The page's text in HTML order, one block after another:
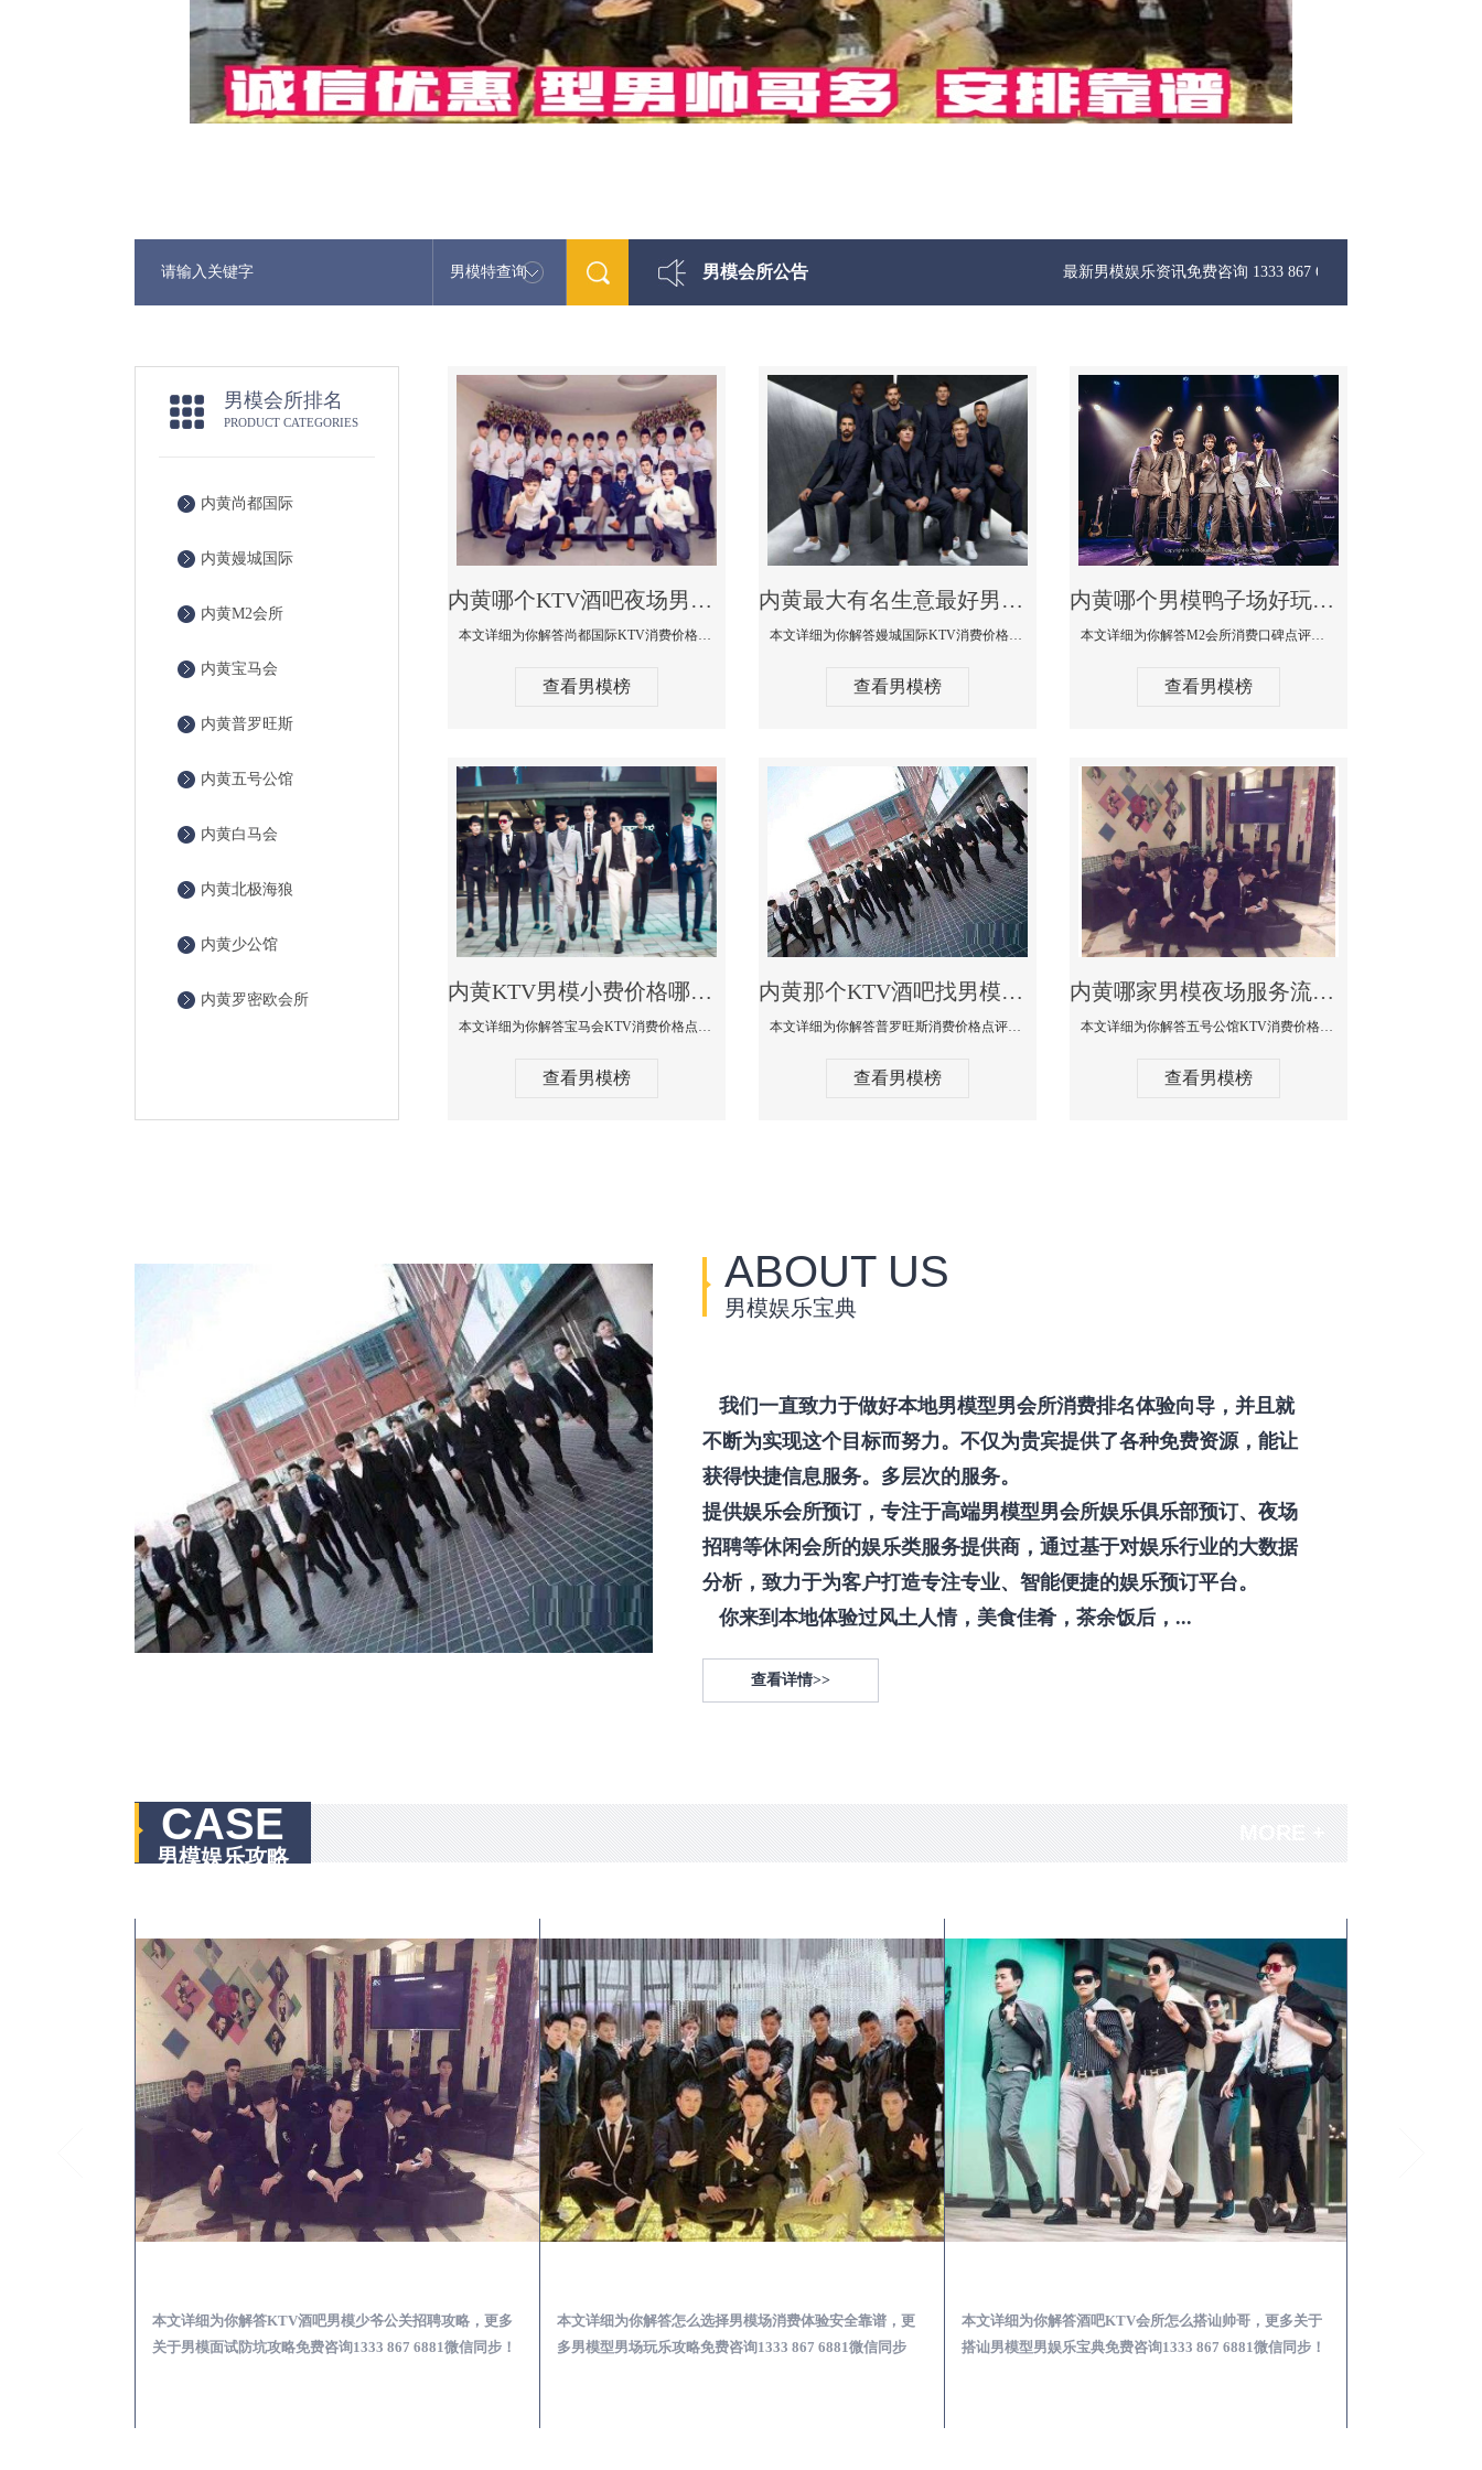
男模特查询 男模会所公告 最新男模娱乐资讯免费咨询 1333 867 6881微信同步
男模会所排名
PRODUCT CATEGORIES
内黄尚都国际
内黄嫚城国际
内黄M2会所
内黄宝马会
内黄普罗旺斯
内黄五号公馆
内黄白马会
内黄北极海狼
内黄少公馆
内黄罗密欧会所
内黄哪个KTV酒吧夜场男模公关型男最帅-尚都国际KTV消费价格点评
本文详细为你解答尚都国际KTV消费价格点评，更多关于哪个KTV酒吧夜场男模公关型男最帅免费咨询1333 867 6881微信同步
查看男模榜
内黄最大有名生意最好男模少爷场KTV体验-嫚城国际KTV消费价格点评
本文详细为你解答嫚城国际KTV消费价格口碑点评，更多关于最大有名生意最好男模少爷场KTV体验免费咨询1333 867 6881微信同步！
查看男模榜
内黄哪个男模鸭子场好玩陪酒服务好-M2会所KTV消费口碑点评
本文详细为你解答M2会所消费口碑点评，更多关于哪个男模鸭子场好玩陪酒服务好免费咨询1333 867 6881微信同步！
查看男模榜
内黄KTV男模小费价格哪家便宜-宝马会KTV消费口碑点评
本文详细为你解答宝马会KTV消费价格点评，更多关于KTV男模小费价格哪家便宜免费咨询1333 867 6881微信同步！
查看男模榜
内黄那个KTV酒吧找男模帅哥男妓多-普罗旺斯KTV真实口碑点评
本文详细为你解答普罗旺斯消费价格点评，更多关于那个KTV酒吧找男模帅哥最多免费咨询1333 867 6881微信同步！
查看男模榜
内黄哪家男模夜场服务流程全面-五号公馆KTV消费价格点评
本文详细为你解答五号公馆KTV消费价格，更多关于哪家男模夜场服务流程全面免费咨询1333 867 6881微信同步！
查看男模榜
ABOUT US
男模娱乐宝典
我们一直致力于做好本地男模型男会所消费排名体验向导，并且就
不断为实现这个目标而努力。不仅为贵宾提供了各种免费资源，能让
获得快捷信息服务。多层次的服务。
提供娱乐会所预订，专注于高端男模型男会所娱乐俱乐部预订、夜场
招聘等休闲会所的娱乐类服务提供商，通过基于对娱乐行业的大数据
分析，致力于为客户打造专注专业、智能便捷的娱乐预订平台。
你来到本地体验过风土人情，美食佳肴，茶余饭后，...
查看详情>>
CASE
男模娱乐攻略
本文详细为你解答KTV酒吧男模少爷公关招聘攻略，更多
关于男模面试防坑攻略免费咨询1333 867 6881微信同步！
本文详细为你解答怎么选择男模场消费体验安全靠谱，更
多男模型男场玩乐攻略免费咨询1333 867 6881微信同步
本文详细为你解答酒吧KTV会所怎么搭讪帅哥，更多关于
搭讪男模型男娱乐宝典免费咨询1333 867 6881微信同步！